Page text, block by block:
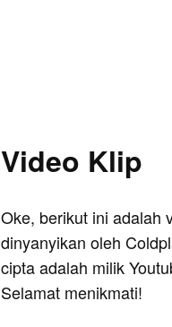
Video Klip
Oke, berikut ini adalah
dinyanyikan oleh
cipta adalah milik
Selamat menikmati!